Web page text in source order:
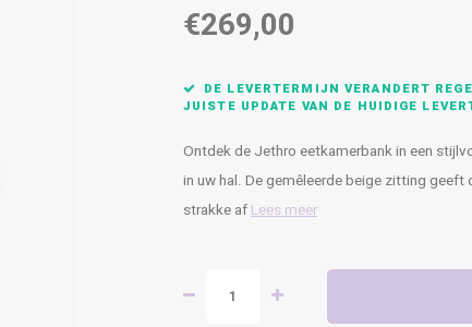
€269,00
DE LEVERTERMIJN VERANDERT
JUISTE UPDATE VAN DE HUIDIGE
Ontdek de Jethro eetkamerbank in een
in uw hal. De gemêleerde beige zitting
strakke afLees meer